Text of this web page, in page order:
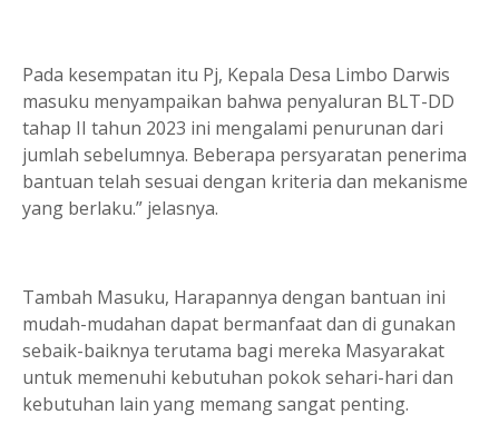
Pada kesempatan itu Pj, Kepala Desa Limbo Darwis
masuku menyampaikan bahwa penyaluran BLT-DD
tahap II tahun 2023 ini mengalami penurunan dari
jumlah sebelumnya. Beberapa persyaratan penerima
bantuan telah sesuai dengan kriteria dan mekanisme
yang berlaku.” jelasnya.
Tambah Masuku, Harapannya dengan bantuan ini
mudah-mudahan dapat bermanfaat dan di gunakan
sebaik-baiknya terutama bagi mereka Masyarakat
untuk memenuhi kebutuhan pokok sehari-hari dan
kebutuhan lain yang memang sangat penting.